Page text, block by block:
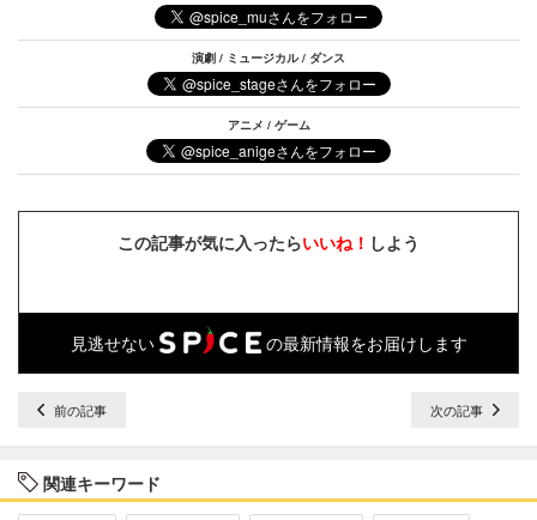
演劇 / ミュージカル / ダンス
アニメ / ゲーム
この記事が気に入ったらいいね！ しよう
見逃せない の最新情報をお届けします
前の記事 次の記事
関連キーワード